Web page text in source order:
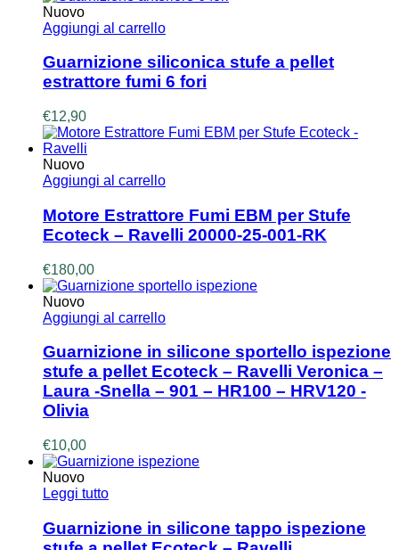
Nuovo
Aggiungi al carrello
Guarnizione siliconica stufe a pellet
estrattore fumi 6 fori
€12,90
Nuovo
Aggiungi al carrello
Motore Estrattore Fumi EBM per Stufe
Ecoteck – Ravelli 20000-25-001-RK
€180,00
Nuovo
Aggiungi al carrello
Guarnizione in silicone sportello ispezione
stufe a pellet Ecoteck – Ravelli Veronica –
Laura -Snella – 901 – HR100 – HRV120 -
Olivia
€10,00
Nuovo
Leggi tutto
Guarnizione in silicone tappo ispezione